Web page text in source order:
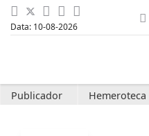
Data: 10-08-2026
Publicador Hemeroteca